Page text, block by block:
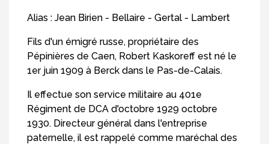
Alias : Jean Birien - Bellaire - Gertal - Lambert
Fils d'un émigré russe, propriétaire des
Pépinières de Caen, Robert Kaskoreff est né le
1er juin 1909 à Berck dans le Pas-de-Calais.
Il effectue son service militaire au 401e
Régiment de DCA d'octobre 1929 octobre
1930. Directeur général dans l'entreprise
paternelle, il est rappelé comme maréchal des